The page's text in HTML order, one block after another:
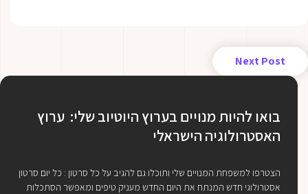
Next Post
בואו להיות מנויים בערוץ היוטיוב שלי: ערוץ
האסטרולוגיה הישראלי
הצטרפו למשפחת המנויים שלי ותוכלו גם להגיב על כל סרטון : כל יום סרטון
אסטרולוגי חדש המנתח את היום החדש מעניק טיפים ומאפשר הסתכלות